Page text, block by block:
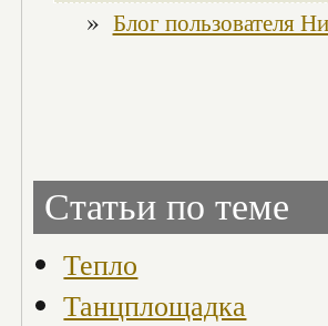
» Блог пользователя
Статьи по теме
Тепло
Танцплощадка